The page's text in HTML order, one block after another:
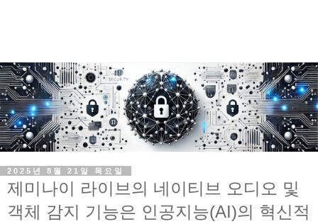
2025년 8월 21일 목요일
제미나이 라이브의 네이티브 오디오 및
객체 감지 기능은 인공지능(AI)의 혁신적